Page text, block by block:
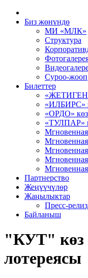
Биз жөнүндө
МИ «МЛК»
Структура
Суроо-жооп
Билеттер
«ЖЕТИГЕН»
«ИЛБИРС»
«ОРДО»
«ТУЛПАР»
Партнерство
Жеңүүчүлөр
Жаңылыктар
Пресс-
Байланыш
"КУТ" көз
лотереясы